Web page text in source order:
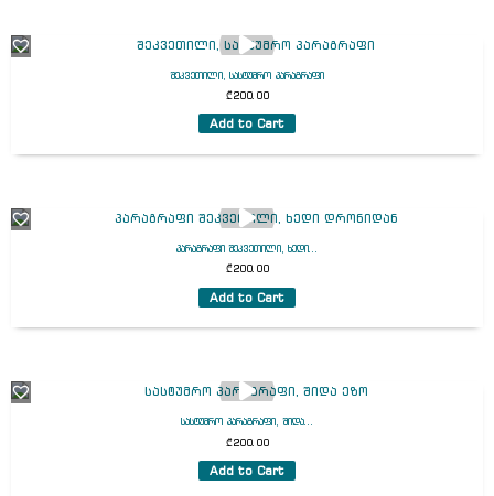
შეკვეთილი, სასტუმრო პარაგრაფი
₾200.00
Add to Cart
პარაგრაფი შეკვეთილი, ხედი...
₾200.00
Add to Cart
სასტუმრო პარაგრაფი, შიდა...
₾200.00
Add to Cart